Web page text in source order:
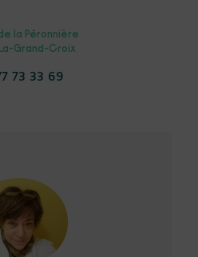
la Péronnière
Grand-Croix
73 33 69